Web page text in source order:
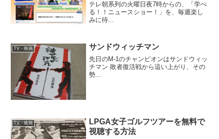
テレ朝系列の火曜日夜7時からの、「学べ
る！！ニュースショー！」を、毎週楽し
みに待...
TV・映画 サンドウィッチマン
先日のM-1のチャンピオンはサンドウィッ
チマン 敗者復活戦から這い上がり、その
勢...
TV・映画
LPGA女子ゴルフツアーを無料で
視聴する方法